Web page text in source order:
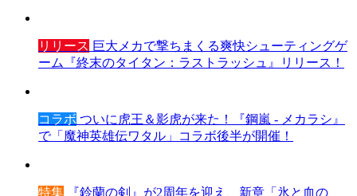
リリース 巨大メカで撃ちまくる爽快シューティングゲ
ーム『終末のタイタン：ラストラッシュ』リリース！
コラボ ついに虎王＆影虎が来た！『鋼嵐 - メカラシ』
で「魔神英雄伝ワタル」コラボ後半が開催！
特集 『鈴蘭の剣』が2周年を迎え、新章「氷と血の